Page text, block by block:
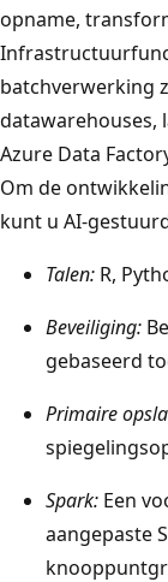
opname,
batchverwerking
datawarehouses,
Azure Data
Om de
kunt u AI-
Talen: R,
Beveiliging:
gebaseerd
Primaire
Spark: Een
aangepaste